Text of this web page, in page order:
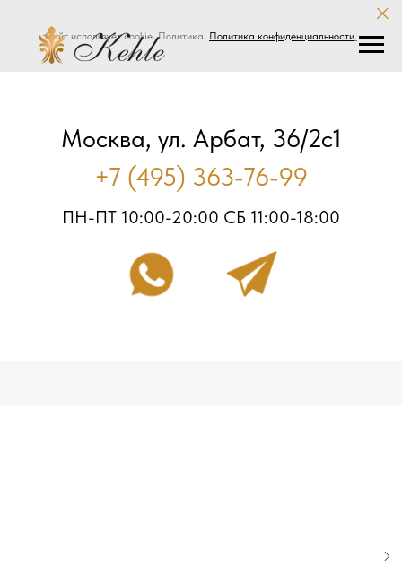
Сайт использует cookie. Политика. Политика конфиденциальности.
+7 (495) 363-76-99
ПН-ПТ 10:00-20:00 СБ 11:00-18:00